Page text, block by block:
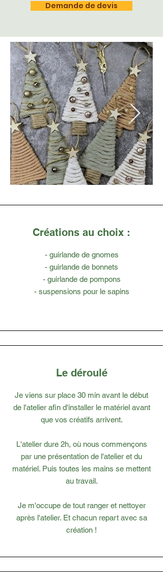
Demande de devis
Créations au choix :
- guirlande de gnomes
- guirlande de bonnets
- guirlande de pompons
- suspensions pour le sapins
Le déroulé
Je viens sur place 30 min avant le début
de l'atelier afin d'installer le matériel avant
que vos créatifs arrivent.
L'atelier dure 2h, où nous commençons
par une présentation de l'atelier et du
matériel. Puis toutes les mains se mettent
au travail.
Je m'occupe de tout ranger et nettoyer
après l'atelier. Et chacun repart avec sa
création !